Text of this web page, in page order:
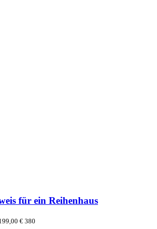
für ein Reihenhaus
€ 380